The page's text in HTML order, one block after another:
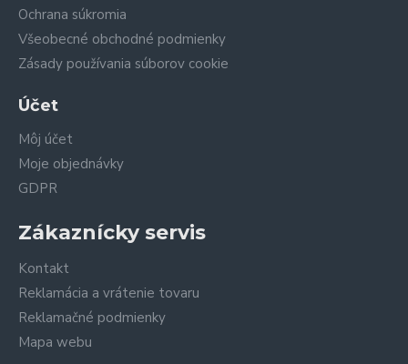
Ochrana súkromia
Všeobecné obchodné podmienky
Zásady používania súborov cookie
Účet
Môj účet
Moje objednávky
GDPR
Zákaznícky servis
Kontakt
Reklamácia a vrátenie tovaru
Reklamačné podmienky
Mapa webu